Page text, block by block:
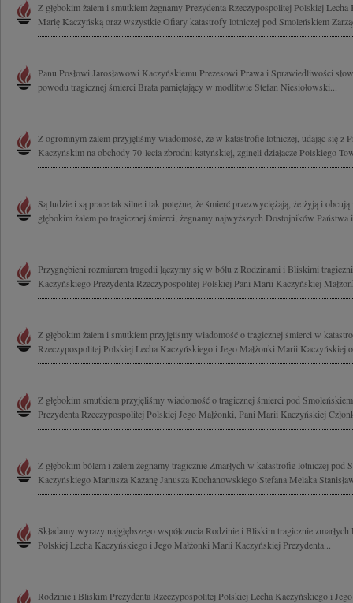
Z głębokim żalem i smutkiem żegnamy Prezydenta Rzeczypospolitej Polskiej Lecha
Marię Kaczyńską oraz wszystkie Ofiary katastrofy lotniczej pod Smoleńskiem
Panu Posłowi Jarosławowi Kaczyńskiemu Prezesowi Prawa i Sprawiedliwości
powodu tragicznej śmierci Brata pamiętający w modlitwie Stefan Niesiołowski...
Z ogromnym żalem przyjęliśmy wiadomość, że w katastrofie lotniczej, udając się z
Kaczyńskim na obchody 70-lecia zbrodni katyńskiej, zginęli działacze Polskiego
Są ludzie i są prace tak silne i tak potężne, że śmierć przezwyciężają, że żyją i
głębokim żalem po tragicznej śmierci, żegnamy najwyższych Dostojników Państwa
Przygnębieni rozmiarem tragedii łączymy się w bólu z Rodzinami i Bliskimi
Kaczyńskiego Prezydenta Rzeczypospolitej Polskiej Pani Marii Kaczyńskiej
Z głębokim żalem i smutkiem przyjęliśmy wiadomość o tragicznej śmierci w
Rzeczypospolitej Polskiej Lecha Kaczyńskiego i Jego Małżonki Marii Kaczyńskiej
Z głębokim smutkiem przyjęliśmy wiadomość o tragicznej śmierci pod
Prezydenta Rzeczypospolitej Polskiej Jego Małżonki, Pani Marii Kaczyńskiej
Z głębokim bólem i żalem żegnamy tragicznie Zmarłych w katastrofie lotniczej pod
Kaczyńskiego Mariusza Kazanę Janusza Kochanowskiego Stefana Melaka
Składamy wyrazy najgłębszego współczucia Rodzinie i Bliskim tragicznie
Polskiej Lecha Kaczyńskiego i Jego Małżonki Marii Kaczyńskiej Prezydenta...
Rodzinie i Bliskim Prezydenta Rzeczypospolitej Polskiej Lecha Kaczyńskiego i